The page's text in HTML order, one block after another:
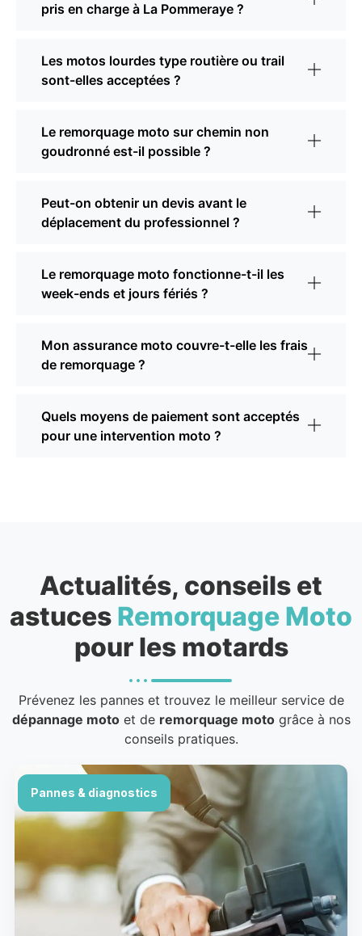
pris en charge à La Pommeraye ?
Les motos lourdes type routière ou trail
sont-elles acceptées ?
Le remorquage moto sur chemin non
goudronné est-il possible ?
Peut-on obtenir un devis avant le
déplacement du professionnel ?
Le remorquage moto fonctionne-t-il les
week-ends et jours fériés ?
Mon assurance moto couvre-t-elle les frais
de remorquage ?
Quels moyens de paiement sont acceptés
pour une intervention moto ?
Actualités, conseils et
astuces Remorquage Moto
pour les motards
Prévenez les pannes et trouvez le meilleur service de
dépannage motoet de remorquage motogrâce à nos
conseils pratiques.
Pannes & diagnostics